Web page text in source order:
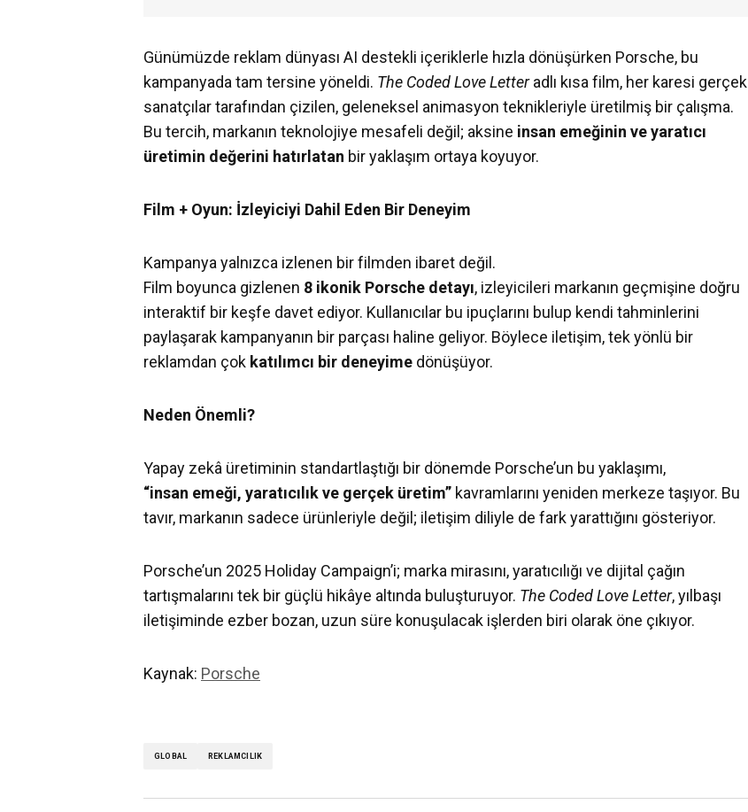
Günümüzde reklam dünyası AI destekli içeriklerle hızla dönüşürken Porsche, bu
kampanyada tam tersine yöneldi. The Coded Love Letteradlı kısa film, her karesi gerçek
sanatçılar tarafından çizilen, geleneksel animasyon teknikleriyle üretilmiş bir çalışma.
Bu tercih, markanın teknolojiye mesafeli değil; aksine insan emeğinin ve yaratıcı
üretimin değerini hatırlatan bir yaklaşım ortaya koyuyor.
Film + Oyun: İzleyiciyi Dahil Eden Bir Deneyim
Kampanya yalnızca izlenen bir filmden ibaret değil.
Film boyunca gizlenen 8 ikonik Porsche detayı, izleyicileri markanın geçmişine doğru
interaktif bir keşfe davet ediyor. Kullanıcılar bu ipuçlarını bulup kendi tahminlerini
paylaşarak kampanyanın bir parçası haline geliyor. Böylece iletişim, tek yönlü bir
reklamdan çok katılımcı bir deneyime dönüşüyor.
Neden Önemli?
Yapay zekâ üretiminin standartlaştığı bir dönemde Porsche’un bu yaklaşımı,
“insan emeği, yaratıcılık ve gerçek üretim” kavramlarını yeniden merkeze taşıyor. Bu
tavır, markanın sadece ürünleriyle değil; iletişim diliyle de fark yarattığını gösteriyor.
Porsche’un 2025 Holiday Campaign’i; marka mirasını, yaratıcılığı ve dijital çağın
tartışmalarını tek bir güçlü hikâye altında buluşturuyor. The Coded Love Letter, yılbaşı
iletişiminde ezber bozan, uzun süre konuşulacak işlerden biri olarak öne çıkıyor.
Kaynak: Porsche
GLOBAL REKLAMCILIK